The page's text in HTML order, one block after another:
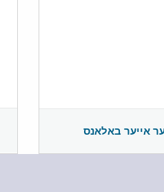
אייער באלאנס